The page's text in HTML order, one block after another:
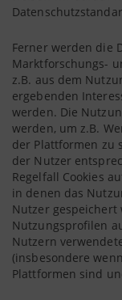
Ferner werden die
Marktforschungs-
z.B. aus dem
ergebenden
werden. Die
werden, um z.B.
der Plattformen zu
der Nutzer
Regelfall Cookies
in denen das
Nutzer gespeichert
Nutzungsprofilen
Nutzern
(insbesondere
Plattformen sind